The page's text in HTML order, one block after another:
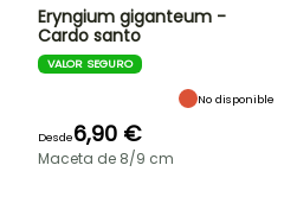
Eryngium giganteum -
Cardo santo
VALOR SEGURO
No disponible
Desde6,90 €
Maceta de 8/9 cm